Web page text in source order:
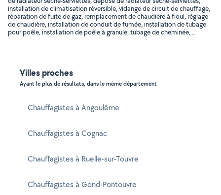
installation de climatisation réversible, vidange de circuit de chauffage,
réparation de fuite de gaz, remplacement de chaudière à fioul, réglage
de chaudière, installation de conduit de fumée, installation de tubage
pour poêle, installation de poêle à granule, tubage de cheminée, ..
Villes proches
Ayant le plus de résultats, dans le même département
Chauffagistes à Angoulême
Chauffagistes à Cognac
Chauffagistes à Ruelle-sur-Touvre
Chauffagistes à Gond-Pontouvre